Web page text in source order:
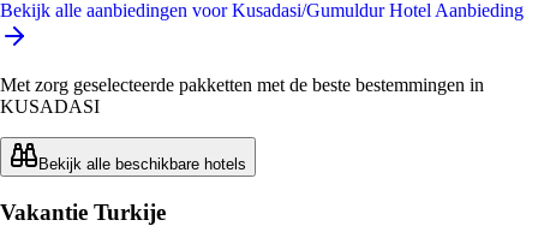
Bekijk alle aanbiedingen voor Kusadasi/Gumuldur Hotel Aanbieding
Met zorg geselecteerde pakketten met de beste bestemmingen in
KUSADASI
Bekijk alle beschikbare hotels
Vakantie Turkije